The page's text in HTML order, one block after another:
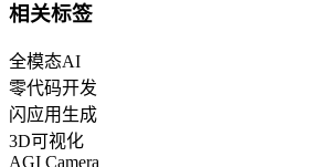
相关标签
全模态AI
零代码开发
闪应用生成
3D可视化
AGI Camera